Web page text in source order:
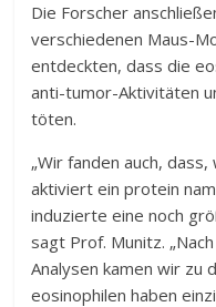
Die Forscher
verschiedenen Maus-
entdeckten, dass die
anti-tumor-Aktivitäten
töten.
„Wir fanden auch,
aktiviert ein protein
induzierte eine noch
sagt Prof. Munitz.
Analysen kamen wir zu
eosinophilen haben